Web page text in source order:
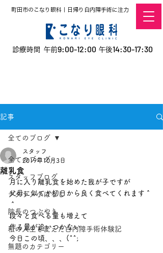
町田市のこなり眼科｜日帰り白内障手術に注力
診療時間 午前9:00-12:00 午後14:30-17:30
記事
全てのブログ
スタッフブログ
デタラメ小ばなし
院長のつぶやき
私の人生を変えた白内障手術体験記
無題のカテゴリー
全てのブログ
離乳食
スタッフ
2019年10月3日
月に入り離乳食を始めた我が子ですが
父母に似てか初日から良く食べてくれます＾
＾
段々と食べる量も増えて
作る量が追いつかない
今日この頃、、、(^^;